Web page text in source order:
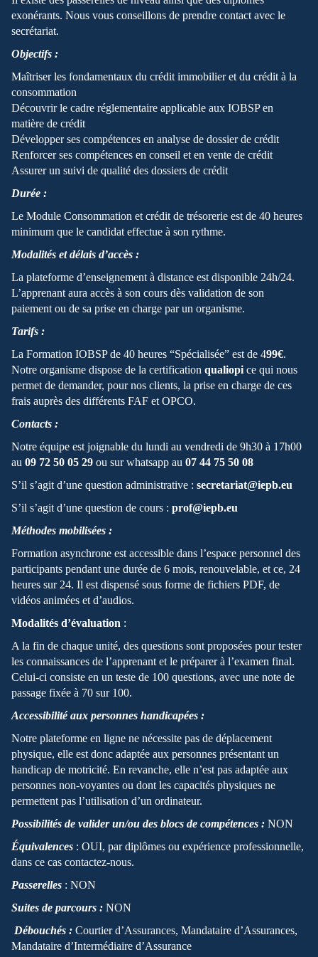
exonérants. Nous vous conseillons de prendre contact avec le
secrétariat.
Objectifs :
Maîtriser les fondamentaux du crédit immobilier et du crédit à la
consommation
Découvrir le cadre réglementaire applicable aux IOBSP en
matière de crédit
Développer ses compétences en analyse de dossier de crédit
Renforcer ses compétences en conseil et en vente de crédit
Assurer un suivi de qualité des dossiers de crédit
Durée :
Le Module Consommation et crédit de trésorerie est de 40 heures
minimum que le candidat effectue à son rythme.
Modalités et délais d’accès :
La plateforme d’enseignement à distance est disponible 24h/24.
L’apprenant aura accès à son cours dès validation de son
paiement ou de sa prise en charge par un organisme.
Tarifs :
La Formation IOBSP de 40 heures “Spécialisée” est de 499€.
Notre organisme dispose de la certification qualiopi ce qui nous
permet de demander, pour nos clients, la prise en charge de ces
frais auprès des différents FAF et OPCO.
Contacts :
Notre équipe est joignable du lundi au vendredi de 9h30 à 17h00
au 09 72 50 05 29 ou sur whatsapp au 07 44 75 50 08
S’il s’agit d’une question administrative : secretariat@iepb.eu
S’il s’agit d’une question de cours : prof@iepb.eu
Méthodes mobilisées :
Formation asynchrone est accessible dans l’espace personnel des
participants pendant une durée de 6 mois, renouvelable, et ce, 24
heures sur 24. Il est dispensé sous forme de fichiers PDF, de
vidéos animées et d’audios.
Modalités d’évaluation :
A la fin de chaque unité, des questions sont proposées pour tester
les connaissances de l’apprenant et le préparer à l’examen final.
Celui-ci consiste en un teste de 100 questions, avec une note de
passage fixée à 70 sur 100.
Accessibilité aux personnes handicapées :
Notre plateforme en ligne ne nécessite pas de déplacement
physique, elle est donc adaptée aux personnes présentant un
handicap de motricité. En revanche, elle n’est pas adaptée aux
personnes non-voyantes ou dont les capacités physiques ne
permettent pas l’utilisation d’un ordinateur.
Possibilités de valider un/ou des blocs de compétences : NON
Équivalences : OUI, par diplômes ou expérience professionnelle,
dans ce cas contactez-nous.
Passerelles : NON
Suites de parcours : NON
Débouchés : Courtier d’Assurances, Mandataire d’Assurances,
Mandataire d’Intermédiaire d’Assurance